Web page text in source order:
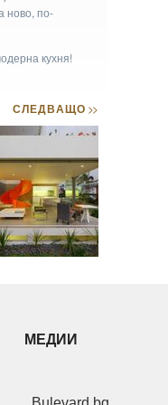
ново, по-
кухня!
СЛЕДВАЩО>>
МЕДИИ